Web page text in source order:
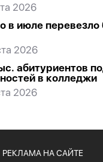
2026
в июле перевезло
2026
абитуриентов
в колледжи
2026
РЕКЛАМА НА САЙТЕ